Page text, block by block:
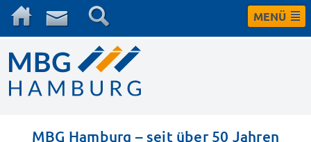
MENÜ
MBG Hamburg – seit über 50 Jahren